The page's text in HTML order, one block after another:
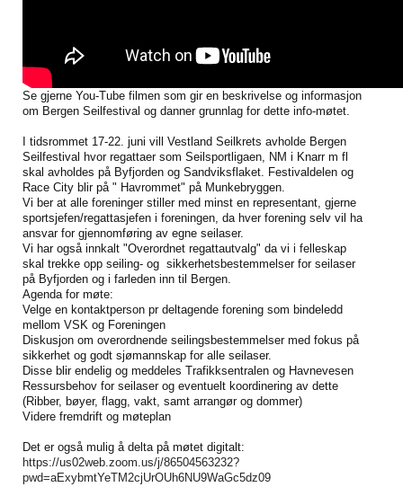
Se gjerne You-Tube filmen som gir en beskrivelse og informasjon
om Bergen Seilfestival og danner grunnlag for dette info-møtet.
I tidsrommet 17-22. juni vill Vestland Seilkrets avholde Bergen
Seilfestival hvor regattaer som Seilsportligaen, NM i Knarr m fl
skal avholdes på Byfjorden og Sandviksflaket. Festivaldelen og
Race City blir på " Havrommet" på Munkebryggen.
Vi ber at alle foreninger stiller med minst en representant, gjerne
sportsjefen/regattasjefen i foreningen, da hver forening selv vil ha
ansvar for gjennomføring av egne seilaser.
Vi har også innkalt "Overordnet regattautvalg" da vi i felleskap
skal trekke opp seiling- og sikkerhetsbestemmelser for seilaser
på Byfjorden og i farleden inn til Bergen.
Agenda for møte:
Velge en kontaktperson pr deltagende forening som bindeledd
mellom VSK og Foreningen
Diskusjon om overordnende seilingsbestemmelser med fokus på
sikkerhet og godt sjømannskap for alle seilaser.
Disse blir endelig og meddeles Trafikksentralen og Havnevesen
Ressursbehov for seilaser og eventuelt koordinering av dette
(Ribber, bøyer, flagg, vakt, samt arrangør og dommer)
Videre fremdrift og møteplan
Det er også mulig å delta på møtet digitalt:
https://us02web.zoom.us/j/86504563232?
pwd=aExybmtYeTM2cjUrOUh6NU9WaGc5dz09